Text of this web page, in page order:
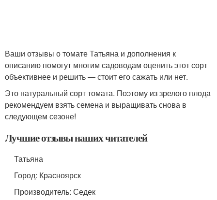
Ваши отзывы о томате Татьяна и дополнения к
описанию помогут многим садоводам оценить этот сорт
объективнее и решить — стоит его сажать или нет.
Это натуральный сорт томата. Поэтому из зрелого плода
рекомендуем взять семена и выращивать снова в
следующем сезоне!
Лучшие отзывы наших читателей
Татьяна
Город: Красноярск
Производитель: Седек